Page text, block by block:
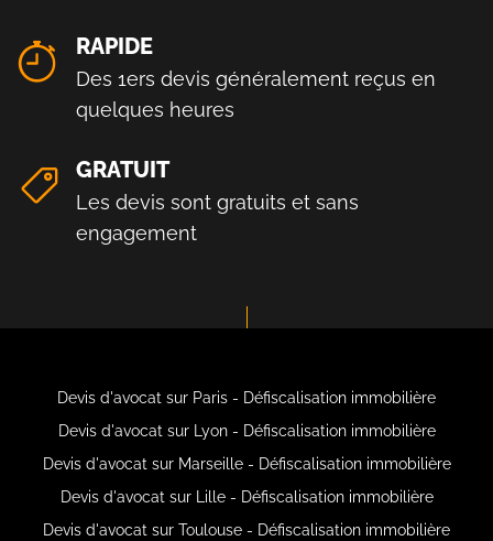
RAPIDE
Des 1ers devis généralement reçus en
quelques heures
GRATUIT
Les devis sont gratuits et sans
engagement
Devis d'avocat sur Paris - Défiscalisation immobilière
Devis d'avocat sur Lyon - Défiscalisation immobilière
Devis d'avocat sur Marseille - Défiscalisation immobilière
Devis d'avocat sur Lille - Défiscalisation immobilière
Devis d'avocat sur Toulouse - Défiscalisation immobilière